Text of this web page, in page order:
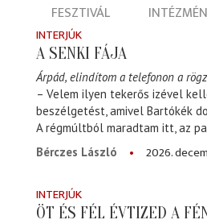
FESZTIVÁL
INTERJÚK
A SENKI FÁJA
Árpád, elindítom a telefonon a
– Velem ilyen tekerős izével
beszélgetést, amivel Bartókék
A régmúltból maradtam itt, az
Bérczes László
2026.
INTERJÚK
ÖT ÉS FÉL ÉVTIZED A